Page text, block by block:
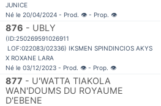
JUNICE
Né le 20/04/2024 - Prod. 👁 - Prop. 👁
876 - UBLY
(ID:250269591026911
LOF:022083/02336) IKSMEN SPINDINCIOS AKYS
X ROXANE LARA
Né le 03/12/2023 - Prod. 👁 - Prop. 👁
877 - U'WATTA TIAKOLA
WAN'DOUMS DU ROYAUME
D'EBENE